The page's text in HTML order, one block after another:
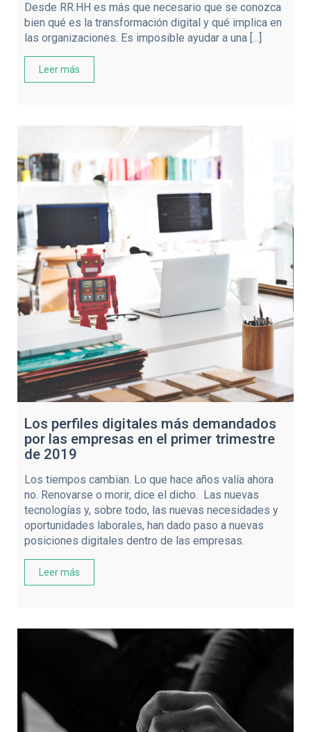
Desde RR.HH es más que necesario que se conozca
bien qué es la transformación digital y qué implica en
las organizaciones. Es imposible ayudar a una [...]
Leer más
Los perfiles digitales más demandados
por las empresas en el primer trimestre
de 2019
Los tiempos cambian. Lo que hace años valía ahora
no. Renovarse o morir, dice el dicho. Las nuevas
tecnologías y, sobre todo, las nuevas necesidades y
oportunidades laborales, han dado paso a nuevas
posiciones digitales dentro de las empresas.
Leer más